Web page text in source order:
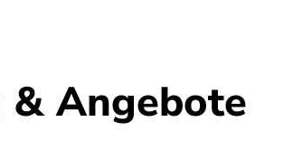
& Angebote